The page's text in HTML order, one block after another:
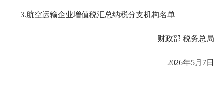
3.航空运输企业增值税汇总纳税分支机构名单
财政部 税务总局
2026年5月7日